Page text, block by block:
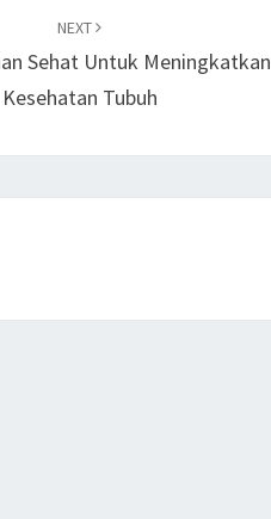
NEXT
Sehat Untuk Meningkatkan
Kesehatan Tubuh